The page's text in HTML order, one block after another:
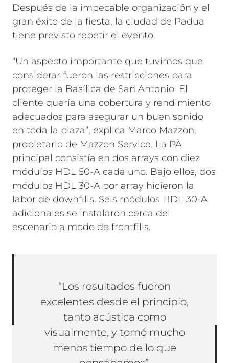
Después de la impecable organización y el
gran éxito de la fiesta, la ciudad de Padua
tiene previsto repetir el evento.
“Un aspecto importante que tuvimos que
considerar fueron las restricciones para
proteger la Basílica de San Antonio. El
cliente quería una cobertura y rendimiento
adecuados para asegurar un buen sonido
en toda la plaza”, explica Marco Mazzon,
propietario de Mazzon Service. La PA
principal consistía en dos arrays con diez
módulos HDL 50-A cada uno. Bajo ellos, dos
módulos HDL 30-A por array hicieron la
labor de downfills. Seis módulos HDL 30-A
adicionales se instalaron cerca del
escenario a modo de frontfills.
“Los resultados fueron
excelentes desde el principio,
tanto acústica como
visualmente, y tomó mucho
menos tiempo de lo que